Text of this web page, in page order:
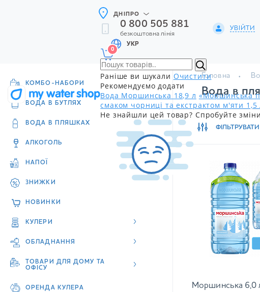
ДНІПРО
0 800 505 881
безкоштовна лінія
УВІЙТИ
УКР
0
Раніше ви шукали Очистити
Рекомендуємо додати
Вода Моршинська 18,9 л «Моршинська
смаком чорниці та екстрактом м'яти 1,5
Не знайшли цей товар? Спробуйте
КОМБО-НАБОРИ
ВОДА В БУТЛЯХ
ВОДА В ПЛЯШКАХ
АЛКОГОЛЬ
НАПОЇ
ЗНИЖКИ
НОВИНКИ
КУЛЕРИ
ОБЛАДНАННЯ
ТОВАРИ ДЛЯ ДОМУ ТА
ОФІСУ
ОРЕНДА КУЛЕРА
Головна
Вода в
ФІЛЬТРУВАТИ
Моршинська 6,0